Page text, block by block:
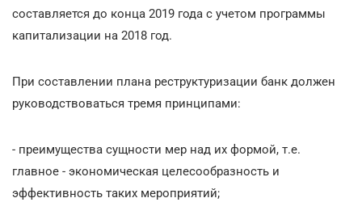
составляется до конца 2019 года с учетом программы
капитализации на 2018 год.
При составлении плана реструктуризации банк должен
руководствоваться тремя принципами:
- преимущества сущности мер над их формой, т.е.
главное - экономическая целесообразность и
эффективность таких мероприятий;